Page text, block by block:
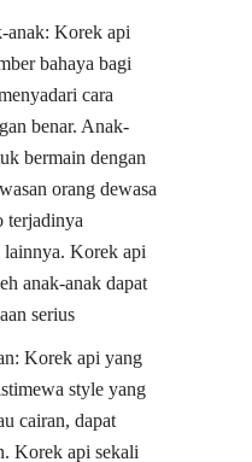
anak: Korek api
bahaya bagi
cara
benar. Anak-
bermain dengan
orang dewasa
terjadinya
lainnya. Korek api
anak-anak dapat
serius
Korek api yang
style yang
cairan, dapat
Korek api sekali